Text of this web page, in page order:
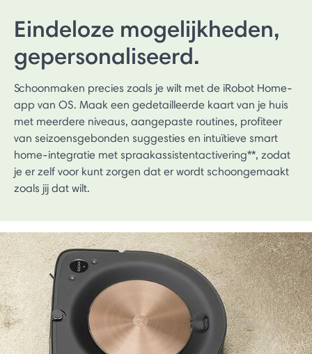
Eindeloze mogelijkheden,
gepersonaliseerd.
Schoonmaken precies zoals je wilt met de iRobot Home-
app van OS. Maak een gedetailleerde kaart van je huis
met meerdere niveaus, aangepaste routines, profiteer
van seizoensgebonden suggesties en intuïtieve smart
home-integratie met spraakassistentactivering**, zodat
je er zelf voor kunt zorgen dat er wordt schoongemaakt
zoals jij dat wilt.